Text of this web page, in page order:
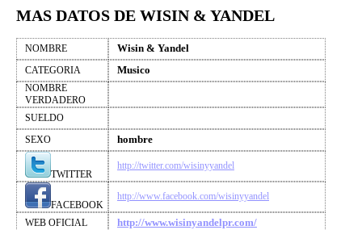
MAS DATOS DE WISIN & YANDEL
NOMBRE Wisin & Yandel
CATEGORIA Musico
NOMBRE
VERDADERO
SUELDO
SEXO
hombre
TWITTER
http://twitter.com/wisinyyandel
FACEBOOK
http://www.facebook.com/wisinyyandel
WEB OFICIAL http://www.wisinyandelpr.com/